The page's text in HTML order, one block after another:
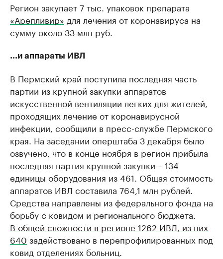
Регион закупает 7 тыс. упаковок препарата
«Арепливир» для лечения от коронавируса на
сумму около 33 млн руб.
...и аппараты ИВЛ
В Пермский край поступила последняя часть
партии из крупной закупки аппаратов
искусственной вентиляции легких для жителей,
проходящих лечение от коронавирусной
инфекции, сообщили в пресс-службе Пермского
края. На заседании оперштаба 3 декабря было
озвучено, что в конце ноября в регион прибыла
последняя партия крупной закупки – 134
единицы оборудования из 461. Общая стоимость
аппаратов ИВЛ составила 764,1 млн рублей.
Средства направлены из федерального фонда на
борьбу с ковидом и регионального бюджета.
В общей сложности в регионе 1262 ИВЛ, из них
640 задействовано в перепрофилированных под
ковид отделениях больниц.